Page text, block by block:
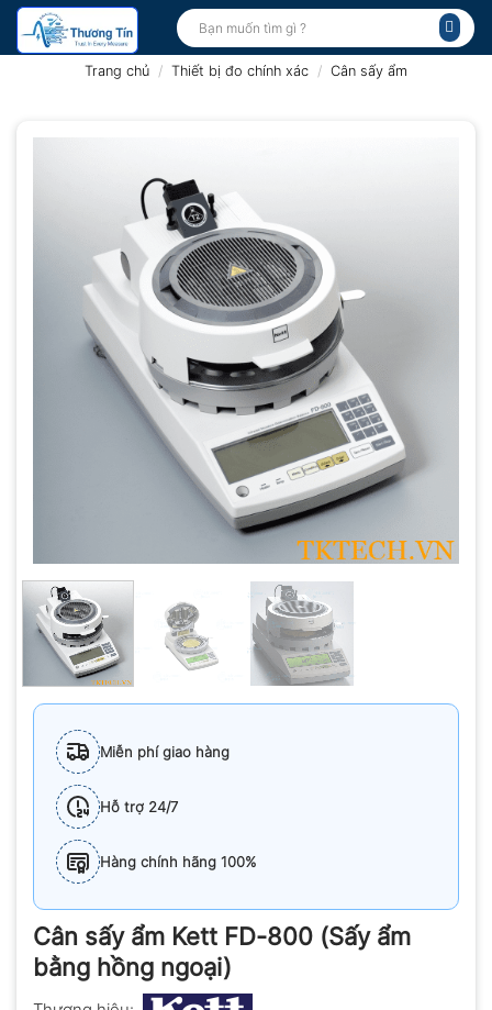
Bỏ
qua
Tìm
kiếm:
Trang chủ / Thiết bị đo chính xác / Cân sấy ẩm
Miễn phí giao hàng
Hỗ trợ 24/7
Hàng chính hãng 100%
Cân sấy ẩm Kett FD-800 (Sấy ẩm
bằng hồng ngoại)